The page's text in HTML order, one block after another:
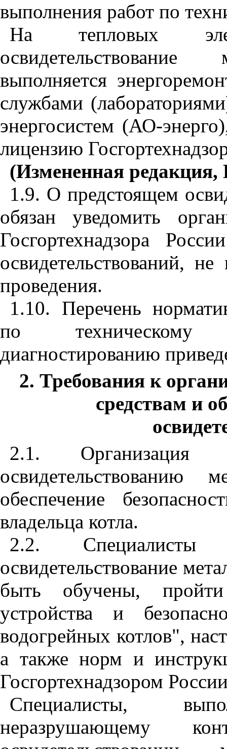
выполнения работ по
На тепловых
освидетельствование
выполняется
службами
энергосистем (АО-
лицензию
(Измененная
1.9. О предстоящем
обязан уведомить
Госгортехнадзора
освидетельствований,
проведения.
1.10. Перечень
по техническому
диагностированию
2. Требования к
средствам и
2.1. Организация
освидетельствованию
обеспечение
владельца котла.
2.2. Специалисты
освидетельствование
быть обучены,
устройства и
водогрейных котлов",
а также норм и
Госгортехнадзором
Специалисты,
неразрушающему